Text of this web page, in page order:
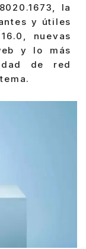
la
y útiles
nuevas
y lo más
de red